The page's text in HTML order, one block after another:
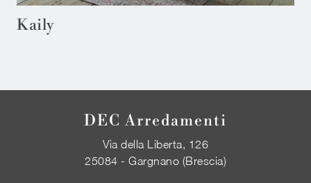
Kaily
DEC Arredamenti
Via della Liberta, 126
25084 - Gargnano (Brescia)